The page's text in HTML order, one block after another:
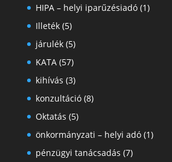
HIPA – helyi iparűzésiadó(1)
Illeték(5)
járulék(5)
KATA(57)
kihívás (3)
konzultáció(8)
Oktatás (5)
önkormányzati – helyi adó(1)
pénzügyi tanácsadás (7)